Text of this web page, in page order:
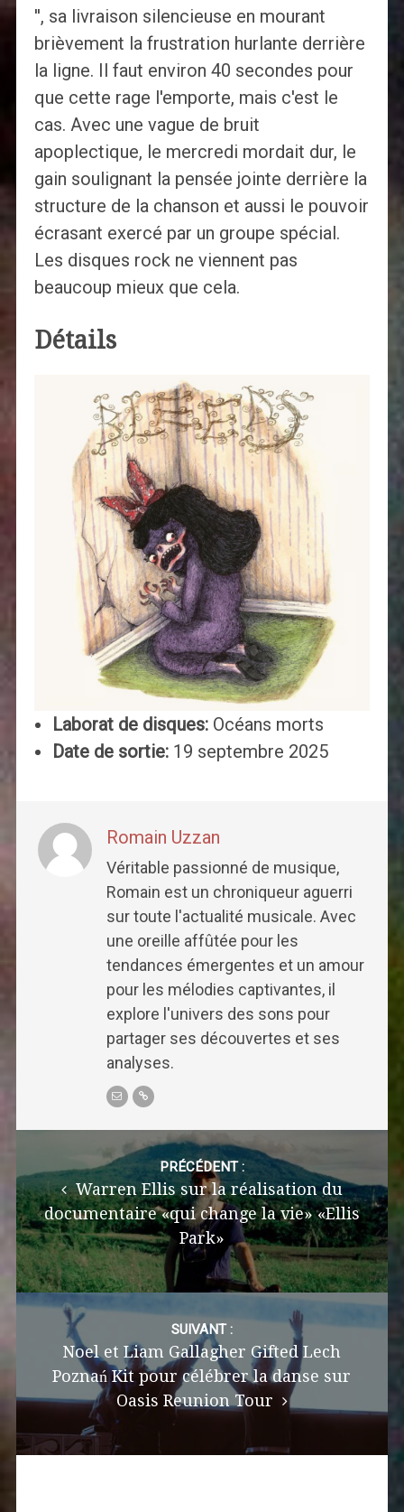
'', sa livraison silencieuse en mourant
brièvement la frustration hurlante derrière
la ligne. Il faut environ 40 secondes pour
que cette rage l'emporte, mais c'est le
cas. Avec une vague de bruit
apoplectique, le mercredi mordait dur, le
gain soulignant la pensée jointe derrière la
structure de la chanson et aussi le pouvoir
écrasant exercé par un groupe spécial.
Les disques rock ne viennent pas
beaucoup mieux que cela.
Détails
Laborat de disques:Océans morts
Date de sortie:19 septembre 2025
Romain Uzzan
Véritable passionné de musique,
Romain est un chroniqueur aguerri
sur toute l'actualité musicale. Avec
une oreille affûtée pour les
tendances émergentes et un amour
pour les mélodies captivantes, il
explore l'univers des sons pour
partager ses découvertes et ses
analyses.
navigation
PRÉCÉDENT :
Warren Ellis sur la réalisation du
documentaire «qui change la vie» «Ellis
Park»
SUIVANT :
Noel et Liam Gallagher Gifted Lech
Poznań Kit pour célébrer la danse sur
Oasis Reunion Tour